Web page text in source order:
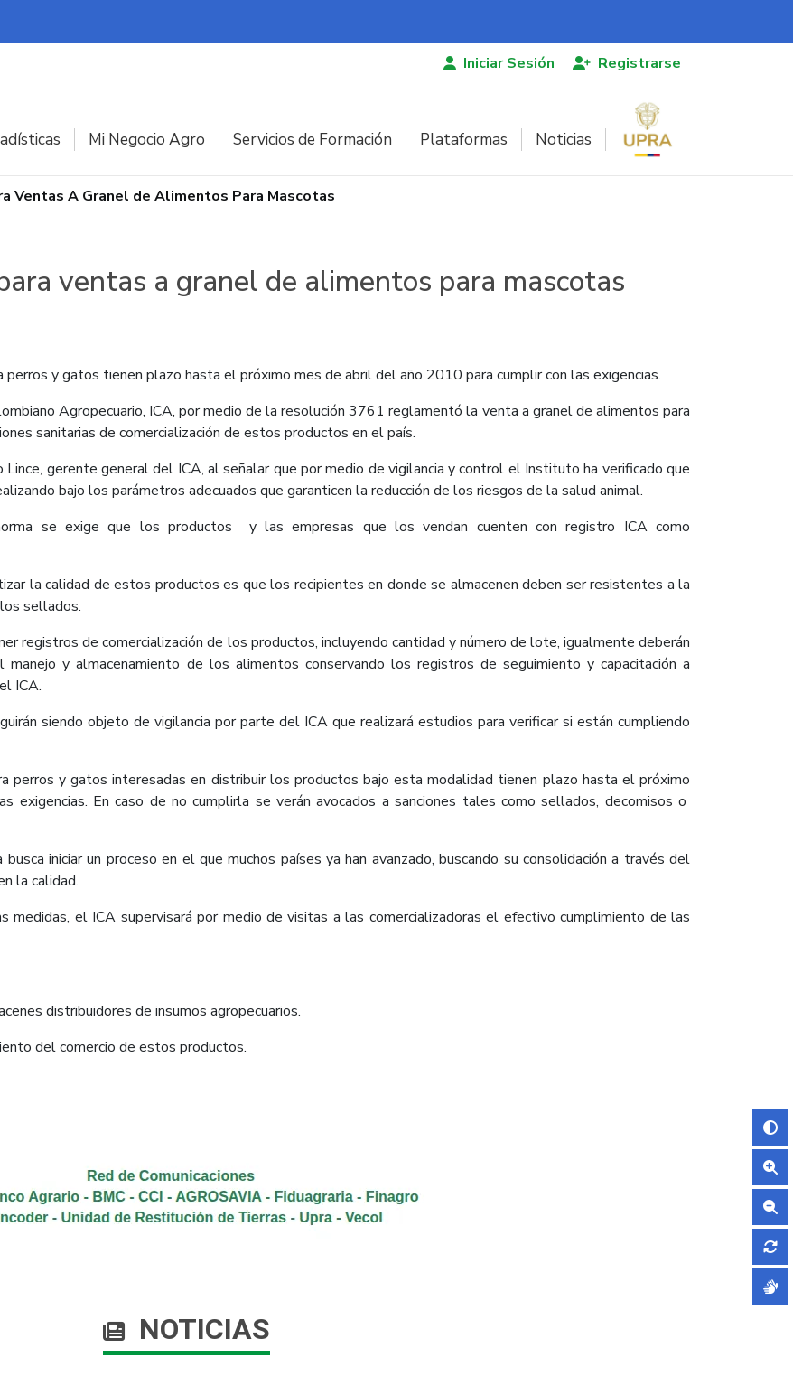
Iniciar Sesión Registrarse
Mi Negocio Agro Servicios de Formación Plataformas Noticias
Ventas A Granel de Alimentos Para Mascotas
ventas a granel de alimentos para mascotas
y gatos tienen plazo hasta el próximo mes de abril del año 2010 para cumplir con las exigencias.
Agropecuario, ICA, por medio de la resolución 3761 reglamentó la venta a granel de alimentos para
sanitarias de comercialización de estos productos en el país.
Lince, gerente general del ICA, al señalar que por medio de vigilancia y control el Instituto ha verificado que
bajo los parámetros adecuados que garanticen la reducción de los riesgos de la salud animal.
se exige que los productos y las empresas que los vendan cuenten con registro ICA como
la calidad de estos productos es que los recipientes en donde se almacenen deben ser resistentes a la
sellados.
registros de comercialización de los productos, incluyendo cantidad y número de lote, igualmente deberán
y almacenamiento de los alimentos conservando los registros de seguimiento y capacitación a
ICA.
siendo objeto de vigilancia por parte del ICA que realizará estudios para verificar si están cumpliendo
perros y gatos interesadas en distribuir los productos bajo esta modalidad tienen plazo hasta el próximo
En caso de no cumplirla se verán avocados a sanciones tales como sellados, decomisos o
iniciar un proceso en el que muchos países ya han avanzado, buscando su consolidación a través del
la calidad.
medidas, el ICA supervisará por medio de visitas a las comercializadoras el efectivo cumplimiento de las
distribuidores de insumos agropecuarios.
del comercio de estos productos.
NOTICIAS